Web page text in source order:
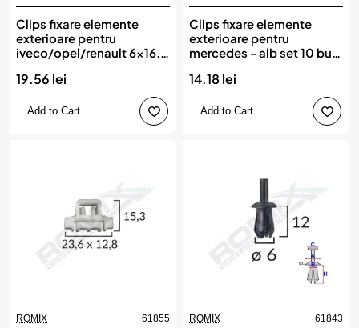
Clips fixare elemente
exterioare pentru
iveco/opel/renault 6x16.3
19.56 lei
Add to Cart
Clips fixare elemente
exterioare pentru
mercedes - alb set 10 buc,
14.18 lei
Add to Cart
ROMIX 61855 ROMIX 61843